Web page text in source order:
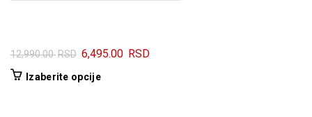
12,990.00RSD Originalna
cena
6,495.00 RSD
Izaberite opcijeOvaj